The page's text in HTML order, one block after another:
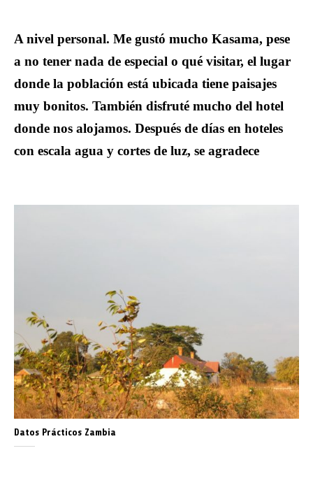
A nivel personal. Me gustó mucho Kasama, pese
a no tener nada de especial o qué visitar, el lugar
donde la población está ubicada tiene paisajes
muy bonitos. También disfruté mucho del hotel
donde nos alojamos. Después de días en hoteles
con escala agua y cortes de luz, se agradece
Datos Prácticos Zambia